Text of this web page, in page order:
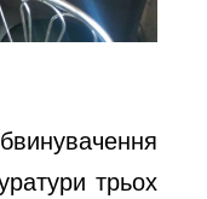
трьох